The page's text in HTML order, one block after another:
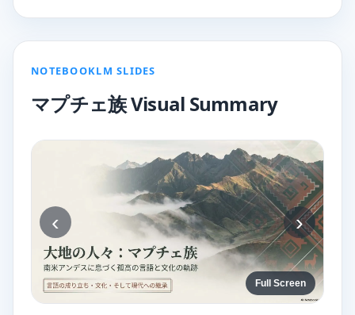
NOTEBOOKLM SLIDES
マプチェ族 Visual Summary
‹
Full Screen
›